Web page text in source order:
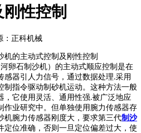
性控制
：正科机械
机的主动式控制及刚性控制
卵石制沙机）的主动式顺应控制是在
感器引人力信号，通过数据处理.采用
制指令驱动制砂机运动。这种方法一般
，它使用灵活、通用性强.被广泛地应
作业研究中。但单独使用腕力传感器存
机腕力传感器刚度大，要求第三代制沙
定位准确，否则一旦定位偏差过大，使